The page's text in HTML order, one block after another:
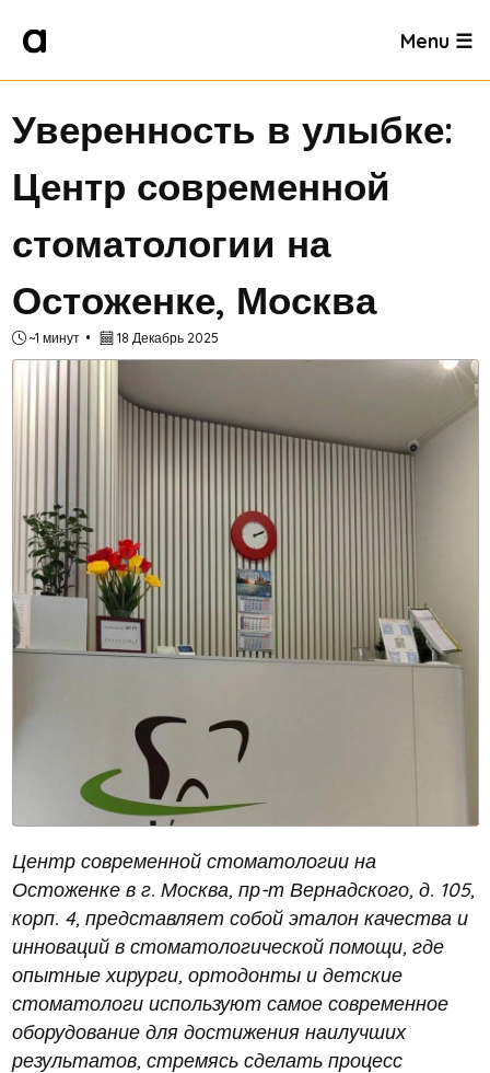
Menu ☰
Уверенность в улыбке:
Центр современной
стоматологии на
Остоженке, Москва
~1 минут 18 Декабрь 2025
Центр современной стоматологии на
Остоженке в г. Москва, пр-т Вернадского, д. 105,
корп. 4, представляет собой эталон качества и
инноваций в стоматологической помощи, где
опытные хирурги, ортодонты и детские
стоматологи используют самое современное
оборудование для достижения наилучших
результатов, стремясь сделать процесс